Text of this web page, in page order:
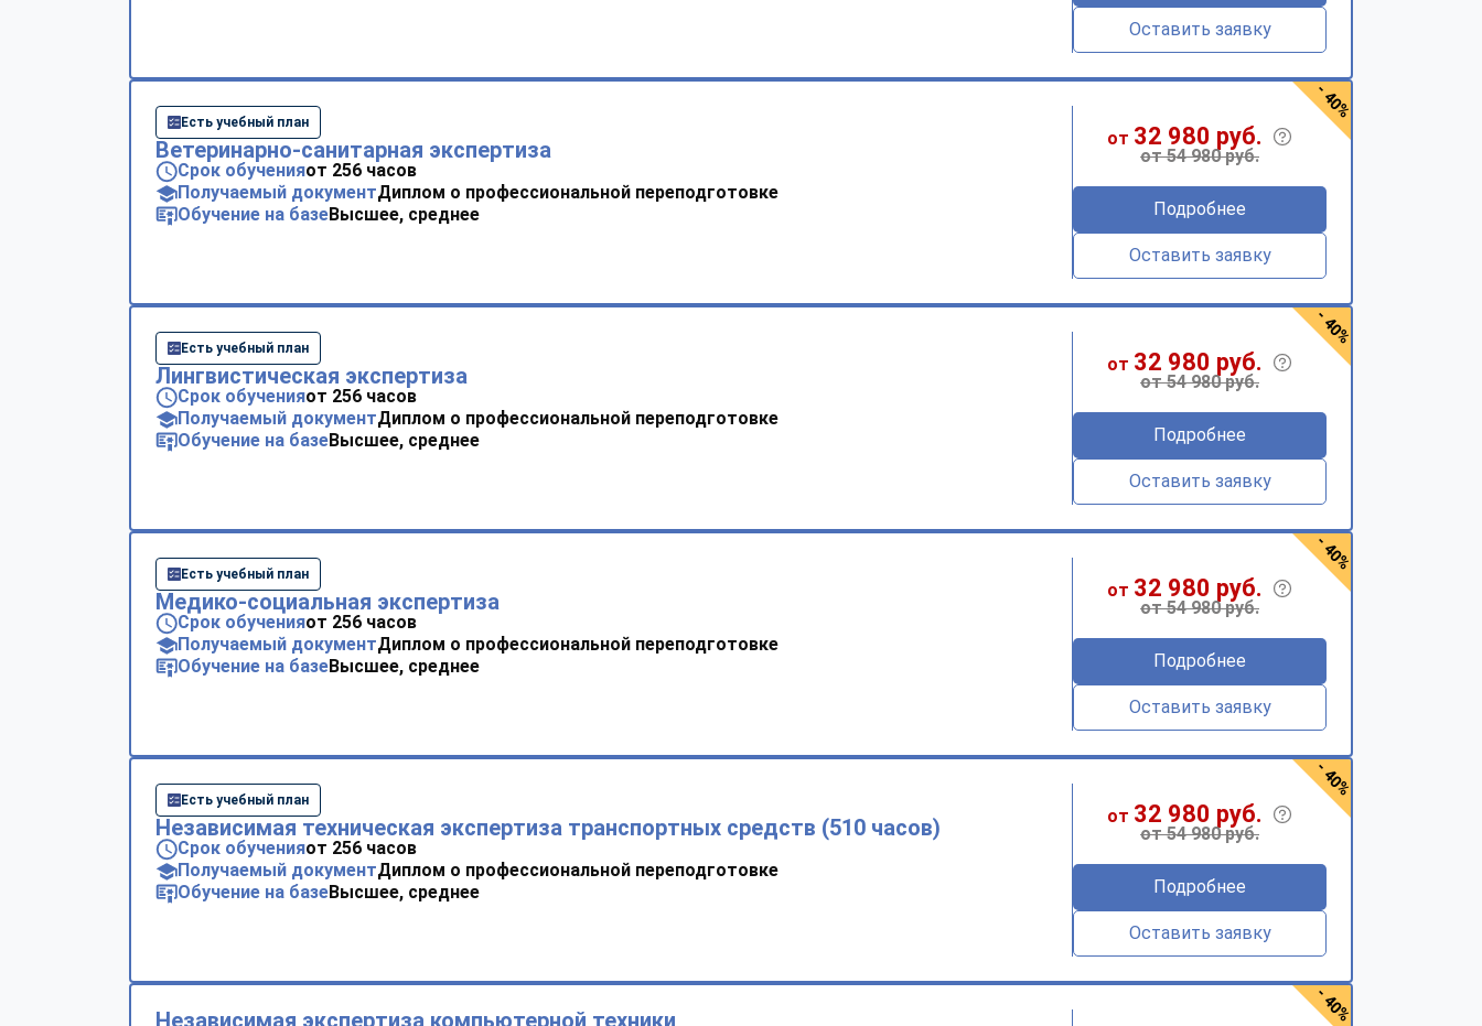
Оставить заявку
Есть учебный план
Ветеринарно-санитарная экспертиза
Срок обученияот 256 часов
Получаемый документДиплом о профессиональной переподготовке
Обучение на базеВысшее, среднее
от 32 980 руб.
от 54 980 руб.
Подробнее
Оставить заявку
- 40%
Есть учебный план
Лингвистическая экспертиза
Срок обученияот 256 часов
Получаемый документДиплом о профессиональной переподготовке
Обучение на базеВысшее, среднее
от 32 980 руб.
от 54 980 руб.
Подробнее
Оставить заявку
- 40%
Есть учебный план
Медико-социальная экспертиза
Срок обученияот 256 часов
Получаемый документДиплом о профессиональной переподготовке
Обучение на базеВысшее, среднее
от 32 980 руб.
от 54 980 руб.
Подробнее
Оставить заявку
- 40%
Есть учебный план
Независимая техническая экспертиза транспортных средств (510 часов)
Срок обученияот 256 часов
Получаемый документДиплом о профессиональной переподготовке
Обучение на базеВысшее, среднее
от 32 980 руб.
от 54 980 руб.
Подробнее
Оставить заявку
- 40%
Независимая экспертиза компьютерной техники - 40%